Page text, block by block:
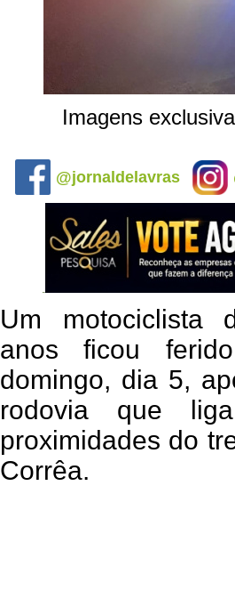
Imagens
@jornaldelavras
Um motociclista
anos ficou
domingo, dia 5,
rodovia que
proximidades do
Corrêa.